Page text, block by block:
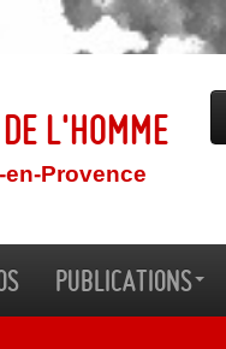
l'Homme
Provence
Publications